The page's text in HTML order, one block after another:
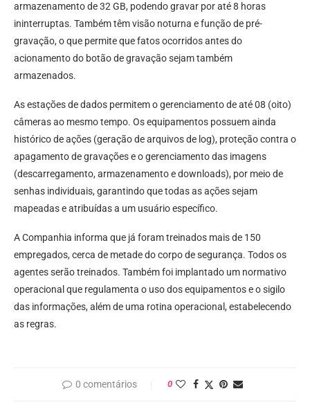
armazenamento de 32 GB, podendo gravar por até 8 horas
ininterruptas. Também têm visão noturna e função de pré-
gravação, o que permite que fatos ocorridos antes do
acionamento do botão de gravação sejam também
armazenados.
As estações de dados permitem o gerenciamento de até 08 (oito)
câmeras ao mesmo tempo. Os equipamentos possuem ainda
histórico de ações (geração de arquivos de log), proteção contra o
apagamento de gravações e o gerenciamento das imagens
(descarregamento, armazenamento e downloads), por meio de
senhas individuais, garantindo que todas as ações sejam
mapeadas e atribuídas a um usuário específico.
A Companhia informa que já foram treinados mais de 150
empregados, cerca de metade do corpo de segurança. Todos os
agentes serão treinados. Também foi implantado um normativo
operacional que regulamenta o uso dos equipamentos e o sigilo
das informações, além de uma rotina operacional, estabelecendo
as regras.
0 comentários 0